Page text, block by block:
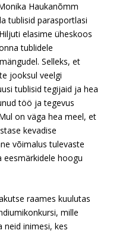
Haukanõmm
tublisid parasportlasi
elasime üheskoos
tublidele
Selleks, et
jooksul veelgi
tublisid tegijaid ja hea
töö ja tegevus
on väga hea meel, et
kevadise
võimalus tulevaste
hoogu
raames kuulutas
mille
neid inimesi, kes